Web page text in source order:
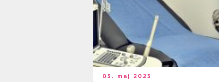
05. maj 2025